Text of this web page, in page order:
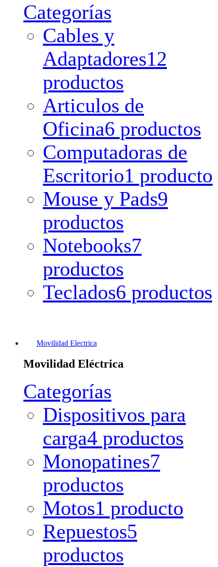
Categorías
Cables y
Adaptadores12
productos
Articulos de
Oficina6 productos
Computadoras de
Escritorio1 producto
Mouse y Pads9
productos
Notebooks7
productos
Teclados6 productos
Movilidad Electrica
Movilidad Eléctrica
Categorías
Dispositivos para
carga4 productos
Monopatines7
productos
Motos1 producto
Repuestos5
productos